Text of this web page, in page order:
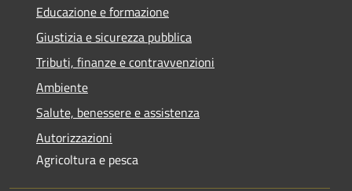
Educazione e formazione
Giustizia e sicurezza pubblica
Tributi, finanze e contravvenzioni
Ambiente
Salute, benessere e assistenza
Autorizzazioni
Agricoltura e pesca